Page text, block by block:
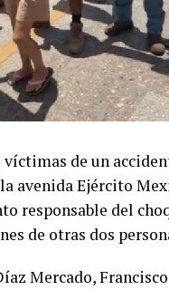
de un
avenida Ejército
responsable del
de otras dos
Mercado, Francisco